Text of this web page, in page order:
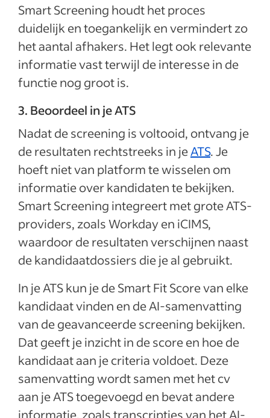
Smart Screening houdt het proces
duidelijk en toegankelijk en vermindert zo
het aantal afhakers. Het legt ook relevante
informatie vast terwijl de interesse in de
functie nog groot is.
3. Beoordeel in je ATS
Nadat de screening is voltooid, ontvang je
de resultaten rechtstreeks in jeATS. Je
hoeft niet van platform te wisselen om
informatie over kandidaten te bekijken.
Smart Screening integreert met grote ATS-
providers, zoals Workday en iCIMS,
waardoor de resultaten verschijnen naast
de kandidaatdossiers die je al gebruikt.
In je ATS kun je de Smart Fit Score van elke
kandidaat vinden en de AI-samenvatting
van de geavanceerde screening bekijken.
Dat geeft je inzicht in de score en hoe de
kandidaat aan je criteria voldoet. Deze
samenvatting wordt samen met het cv
aan je ATS toegevoegd en bevat andere
informatie, zoals transcripties van het AI-